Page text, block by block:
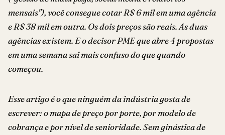
mensais"), você consegue cotar R$ 6 mil em uma agência
e R$ 38 mil em outra. Os dois preços são reais. As duas
agências existem. E o decisor PME que abre 4 propostas
em uma semana sai mais confuso do que quando
começou.
Esse artigo é o que ninguém da indústria gosta de
escrever: o mapa de preço por porte, por modelo de
cobrança e por nível de senioridade. Sem ginástica de